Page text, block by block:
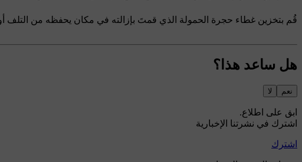
قُم بتخزين غطاء حجرة الحمولة الذي قمتَ بإزالته في مكان يحفظه من التلف
هل ساعد هذا؟
نعم لا